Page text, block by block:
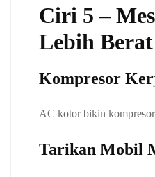
Ciri 5 –
Lebih Berat
Kompresor
AC kotor bikin
Tarikan Mobil